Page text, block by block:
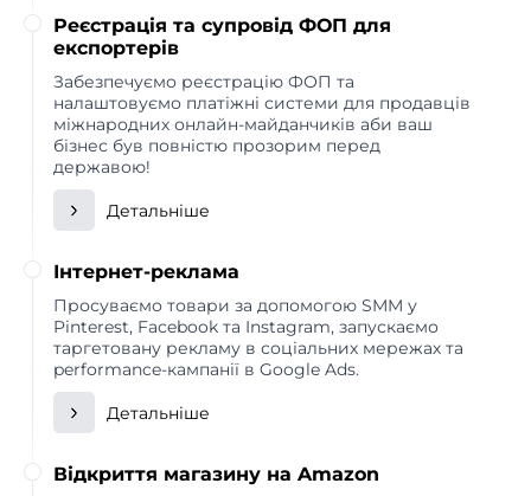
Реєстрація та супровід ФОП для
експортерів
Забезпечуємо реєстрацію ФОП та
налаштовуємо платіжні системи для продавців
міжнародних онлайн-майданчиків аби ваш
бізнес був повністю прозорим перед
державою!
Детальніше
Інтернет-реклама
Просуваємо товари за допомогою SMM у
Pinterest, Facebook та Instagram, запускаємо
таргетовану рекламу в соціальних мережах та
performance-кампанії в Google Ads.
Детальніше
Відкриття магазину на Amazon